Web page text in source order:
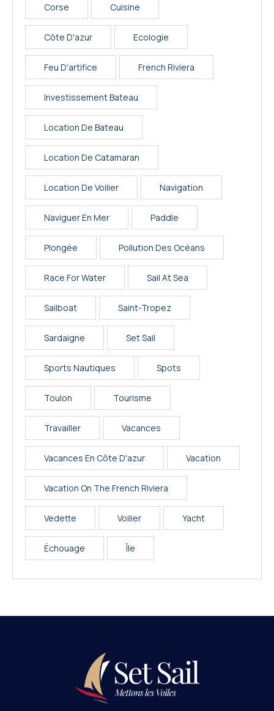
Corse Cuisine
Côte D'azur Ecologie
Feu D'artifice French Riviera
Investissement Bateau
Location De Bateau
Location De Catamaran
Location De Voilier Navigation
Naviguer En Mer Paddle
Plongée Pollution Des Océans
Race For Water Sail At Sea
Sailboat Saint-Tropez
Sardaigne Set Sail
Sports Nautiques Spots
Toulon Tourisme
Travailler Vacances
Vacances En Côte D'azur Vacation
Vacation On The French Riviera
Vedette Voilier Yacht
Échouage Île